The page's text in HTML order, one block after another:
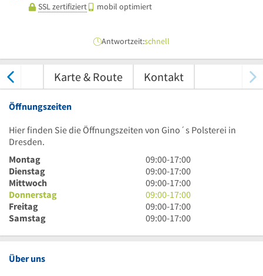
SSL zertifiziert
mobil optimiert
Antwortzeit:schnell
Karte & Route Kontakt
Öffnungszeiten
Hier finden Sie die Öffnungszeiten von Gino´s Polsterei in
Dresden.
Montag
9
Uhr
bis
17
Uhr
09:00-17:00
Dienstag
9
Uhr
bis
17
Uhr
09:00-17:00
Mittwoch
9
Uhr
bis
17
09:00-17:00
Donnerstag
9
Uhr
bis
Uhr
09:00-17:00
Freitag
9
Uhr
17
09:00-17:00
Samstag
9
bis
09:00-17:00
Über uns